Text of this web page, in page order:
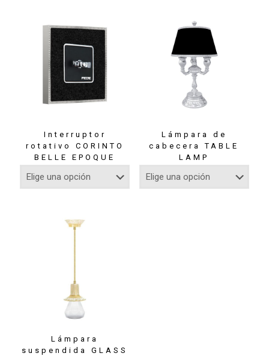
Interruptor
rotativo CORINTO
BELLE EPOQUE
Lámpara de
cabecera TABLE
LAMP
Lámpara
suspendida GLASS